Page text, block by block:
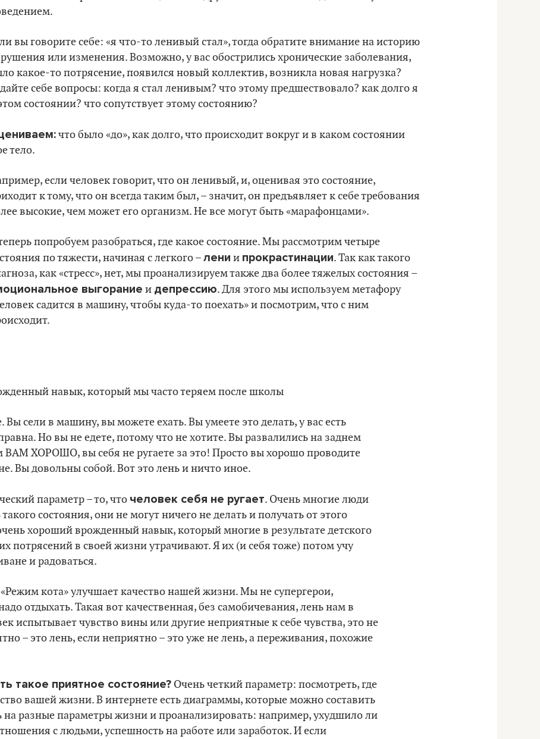
вы говорите себе: «я что-то ленивый стал», тогда обратите внимание на историю
или изменения. Возможно, у вас обострились хронические заболевания,
какое-то потрясение, появился новый коллектив, возникла новая нагрузка?
себе вопросы: когда я стал ленивым? что этому предшествовало? как долго я
состоянии? что сопутствует этому состоянию?
что было «до», как долго, что происходит вокруг и в каком состоянии
тело.
если человек говорит, что он ленивый, и, оценивая это состояние,
к тому, что он всегда таким был, – значит, он предъявляет к себе требования
высокие, чем может его организм. Не все могут быть «марафонцами».
попробуем разобраться, где какое состояние. Мы рассмотрим четыре
по тяжести, начиная с легкого –лени и прокрастинации. Так как такого
как «стресс», нет, мы проанализируем также два более тяжелых состояния –
выгорание и депрессию. Для этого мы используем метафору
садится в машину, чтобы куда-то поехать» и посмотрим, что с ним
навык, который мы часто теряем после школы
Вы сели в машину, вы можете ехать. Вы умеете это делать, у вас есть
Но вы не едете, потому что не хотите. Вы развалились на заднем
ВАМ ХОРОШО, вы себя не ругаете за это! Просто вы хорошо проводите
Вы довольны собой. Вот это лень и ничто иное.
параметр – то, что человек себя не ругает. Очень многие люди
состояния, они не могут ничего не делать и получать от этого
хороший врожденный навык, который многие в результате детского
потрясений в своей жизни утрачивают. Я их (и себя тоже) потом учу
и радоваться.
кота» улучшает качество нашей жизни. Мы не супергерои,
отдыхать. Такая вот качественная, без самобичевания, лень нам в
испытывает чувство вины или другие неприятные к себе чувства, это не
– это лень, если неприятно – это уже не лень, а переживания, похожие
такое приятное состояние? Очень четкий параметр: посмотреть, где
вашей жизни. В интернете есть диаграммы, которые можно составить
на разные параметры жизни и проанализировать: например, ухудшило ли
с людьми, успешность на работе или заработок. И если